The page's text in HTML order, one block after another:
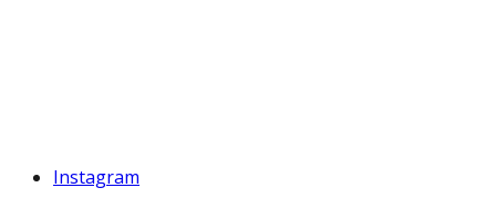
Instagram